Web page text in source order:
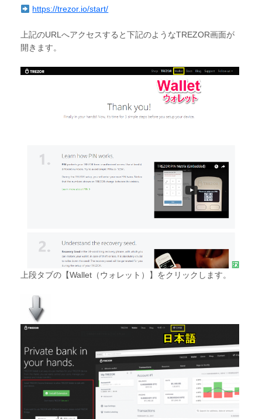
https://trezor.io/start/
上記のURLへアクセスすると下記のようなTREZOR画面が
開きます。
上段タブの【Wallet（ウォレット）】をクリックします。